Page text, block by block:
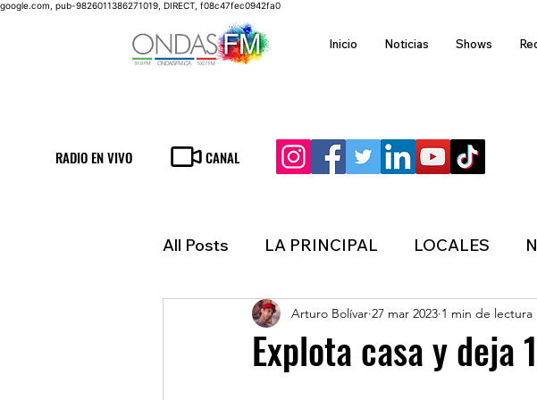
google.com, pub-9826011386271019, DIRECT, f08c47fec0942fa0
Inicio Noticias Shows
RADIO EN VIVO CANAL
All Posts LA PRINCIPAL LOCALES
ESPECTACULOS FINANZAS
Explota casa y deja
Arturo Bolívar 27 mar 2023 1 min de lectura